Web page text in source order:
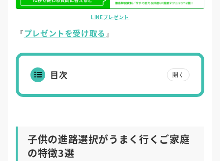
LINEプレゼント
『プレゼントを受け取る 』
目次 開く
子供の進路選択がうまく行くご家庭
の特徴3選